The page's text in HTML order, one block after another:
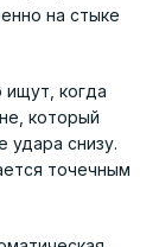
на стыке
ищут, когда
который
удара снизу.
точечным